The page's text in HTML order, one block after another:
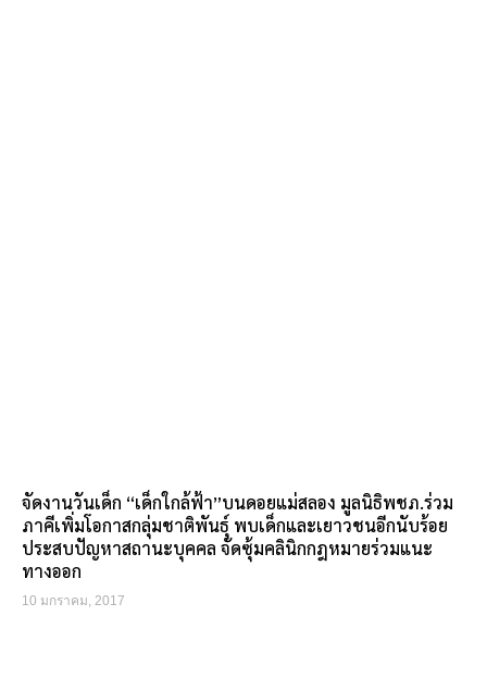
จัดงานวันเด็ก “เด็กใกล้ฟ้า”บนดอยแม่สลอง มูลนิธิพชภ.ร่วม
ภาคีเพิ่มโอกาสกลุ่มชาติพันธุ์ พบเด็กและเยาวชนอีกนับร้อย
ประสบปัญหาสถานะบุคคล จัดซุ้มคลินิกกฎหมายร่วมแนะ
ทางออก
10 มกราคม, 2017